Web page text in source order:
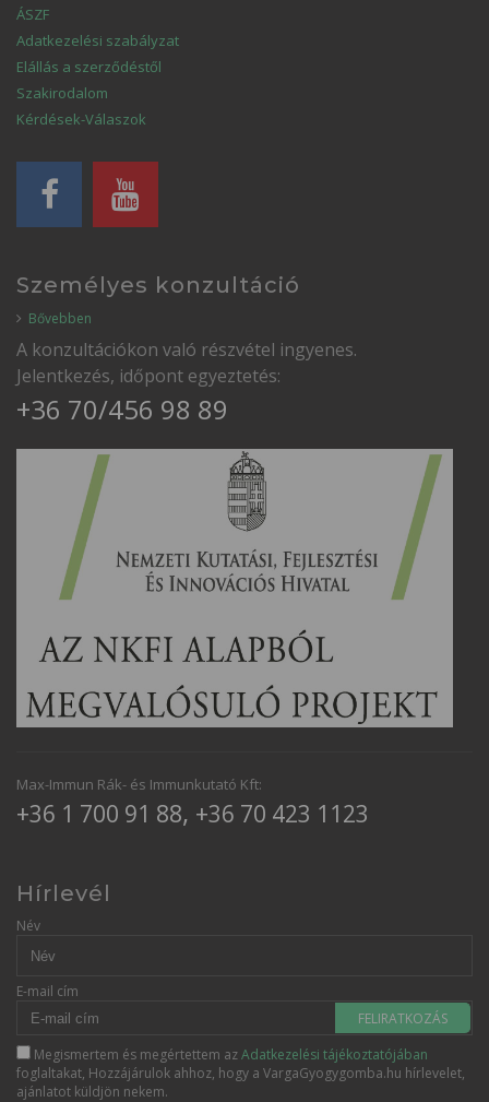
ÁSZF
Adatkezelési szabályzat
Elállás a szerződéstől
Szakirodalom
Kérdések-Válaszok
Személyes konzultáció
Bővebben
A konzultációkon való részvétel ingyenes.
Jelentkezés, időpont egyeztetés:
+36 70/456 98 89
Max-Immun Rák- és Immunkutató Kft:
+36 1 700 91 88, +36 70 423 1123
Hírlevél
Név
E-mail cím
FELIRATKOZÁS
Megismertem és megértettem azAdatkezelési tájékoztatójában
foglaltakat, Hozzájárulok ahhoz, hogy a VargaGyogygomba.hu hírlevelet,
ajánlatot küldjön nekem.